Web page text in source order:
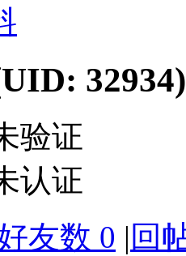
32934)
验证
认证
友数 0 | 回